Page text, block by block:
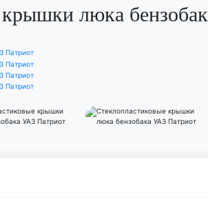
крышки люка